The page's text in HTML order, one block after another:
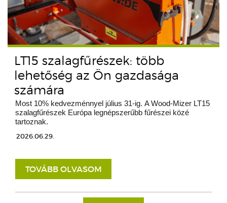
LT15 szalagfűrészek: több
lehetőség az Ön gazdasága
számára
Most 10% kedvezménnyel július 31-ig. A Wood-Mizer LT15
szalagfűrészek Európa legnépszerűbb fűrészei közé
tartoznak.
2026.06.29.
TOVÁBB OLVASOM